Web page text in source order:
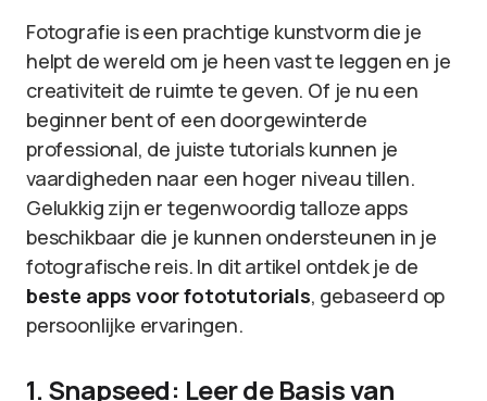
Fotografie is een prachtige kunstvorm die je
helpt de wereld om je heen vast te leggen en je
creativiteit de ruimte te geven. Of je nu een
beginner bent of een doorgewinterde
professional, de juiste tutorials kunnen je
vaardigheden naar een hoger niveau tillen.
Gelukkig zijn er tegenwoordig talloze apps
beschikbaar die je kunnen ondersteunen in je
fotografische reis. In dit artikel ontdek je de
beste apps voor fototutorials, gebaseerd op
persoonlijke ervaringen.
1. Snapseed: Leer de Basis van